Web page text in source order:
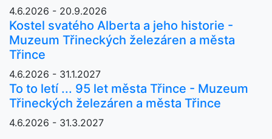
4.6.2026 - 20.9.2026
Kostel svatého Alberta a jeho historie -
Muzeum Třineckých železáren a města
Třince
4.6.2026 - 31.1.2027
To to letí ... 95 let města Třince - Muzeum
Třineckých železáren a města Třince
4.6.2026 - 31.3.2027